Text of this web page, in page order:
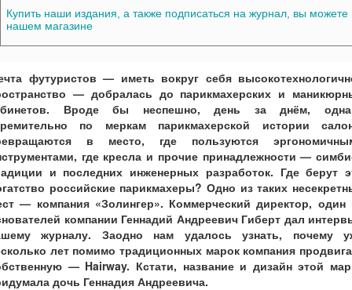
Купить наши издания, а также подписаться на журнал, вы можете
нашем магазине
футуристов — иметь вокруг себя
— добралась до парикмахерских и
Вроде бы неспешно, день за днём,
по меркам парикмахерской истории
в место, где пользуются
где кресла и прочие принадлежности —
и последних инженерных разработок. Где берут
российские парикмахеры? Одно из таких
— компания «Золингер». Коммерческий директор, один
компании Геннадий Андреевич Гиберт дал
журналу. Заодно нам удалось узнать, почему
лет помимо традиционных марок компания
— Hairway. Кстати, название и дизайн этой
дочь Геннадия Андреевича.